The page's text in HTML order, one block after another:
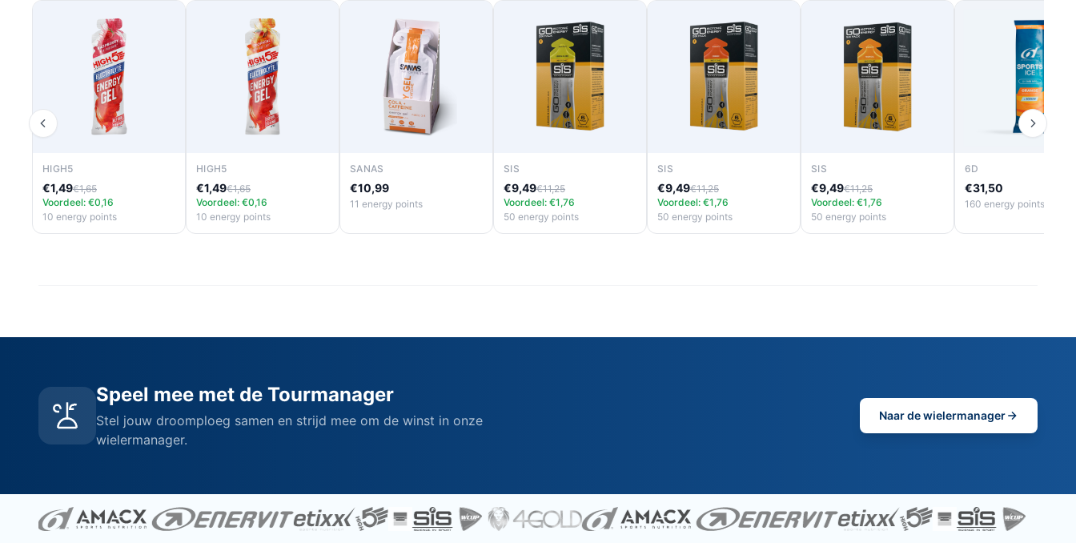
HIGH5
€1,49€1,65
Voordeel: €0,16
10 energy points
HIGH5
€1,49€1,65
Voordeel: €0,16
10 energy points
SANAS
€10,99
11 energy points
SIS
€9,49€11,25
Voordeel: €1,76
50 energy points
SIS
€9,49€11,25
Voordeel: €1,76
50 energy points
SIS
€9,49€11,25
Voordeel: €1,76
50 energy points
6D
€31,50
160 energy points
Speel mee met de Tourmanager
Stel jouw droomploeg samen en strijd mee om de winst in onze
wielermanager.
Naar de wielermanager